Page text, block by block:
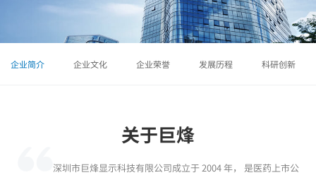
企业简介 企业文化 企业荣誉 发展历程 科研创新
关于巨烽
深圳市巨烽显示科技有限公司成立于 2004 年， 是医药上市公